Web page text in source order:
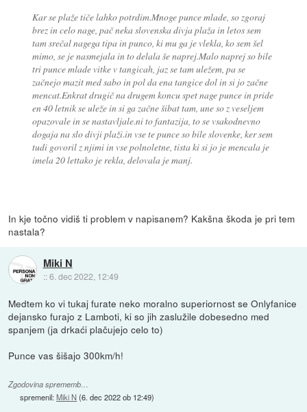
Kar se plaže tiče lahko potrdim.Mnoge punce mlade, so zgoraj
brez in celo nage, pač neka slovenska divja plaža in letos sem
tam srečal nagega tipa in punco, ki mu ga je vlekla, ko sem šel
mimo, se je nasmejala in to delala še naprej.Malo naprej so bile
tri punce mlade vitke v tangicah, jaz se tam uležem, pa se
začnejo mazit med sabo in pol da ena tangice dol in si jo začne
mencat.Enkrat drugič na drugem koncu spet nage punce in pride
en 40 letnik se uleže in si ga začne šibat tam, une so z veseljem
opazovale in se nastavljale.ni to fantazija, to se vsakodnevno
dogaja na slo divji plaži.in vse te punce so bile slovenke, ker sem
tudi govoril z njimi in vse polnoletne, tista ki si jo je mencala je
imela 20 lettako je rekla, delovala je manj.
In kje točno vidiš ti problem v napisanem? Kakšna škoda je pri tem
nastala?
Miki N
::6. dec 2022, 12:49
Medtem ko vi tukaj furate neko moralno superiornost se Onlyfanice
dejansko furajo z Lamboti, ki so jih zaslužile dobesedno med
spanjem (ja drkaći plačujejo celo to)
Punce vas šišajo 300km/h!
Zgodovina sprememb…
spremenil:Miki N (6. dec 2022 ob 12:49)